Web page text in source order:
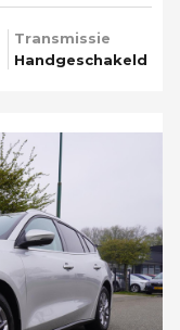
Transmissie
Handgeschakeld